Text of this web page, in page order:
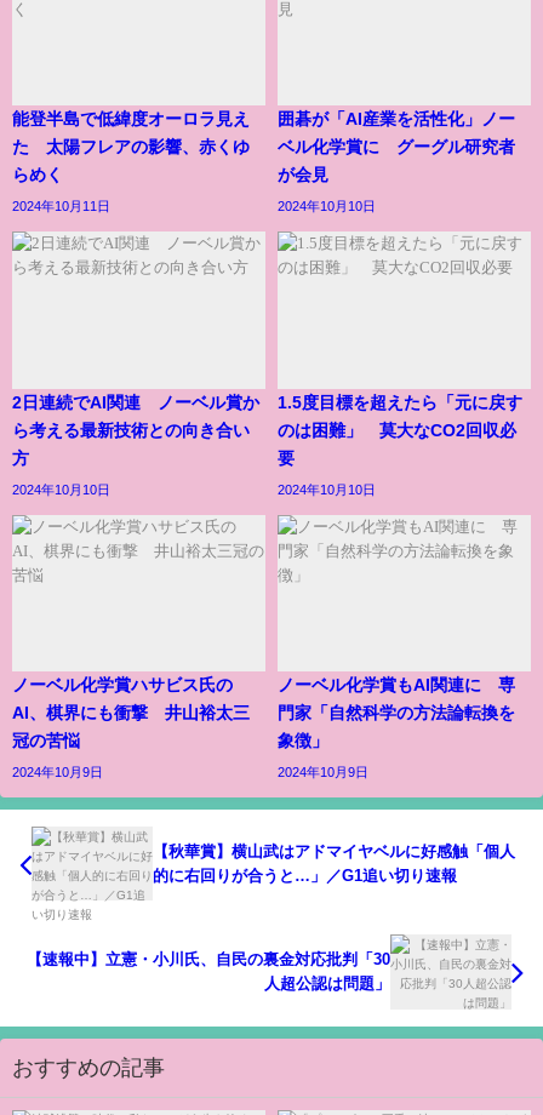
能登半島で低緯度オーロラ見え
た 太陽フレアの影響、赤くゆ
らめく
2024年10月11日
囲碁が「AI産業を活性化」ノー
ベル化学賞に グーグル研究者
が会見
2024年10月10日
2日連続でAI関連 ノーベル賞か
ら考える最新技術との向き合い
方
2024年10月10日
1.5度目標を超えたら「元に戻す
のは困難」 莫大なCO2回収必
要
2024年10月10日
ノーベル化学賞ハサビス氏の
AI、棋界にも衝撃 井山裕太三
冠の苦悩
2024年10月9日
ノーベル化学賞もAI関連に 専
門家「自然科学の方法論転換を
象徴」
2024年10月9日
【秋華賞】横山武はアドマイヤベルに好感触「個人
的に右回りが合うと…」／G1追い切り速報
【速報中】立憲・小川氏、自民の裏金対応批判「30
人超公認は問題」
おすすめの記事